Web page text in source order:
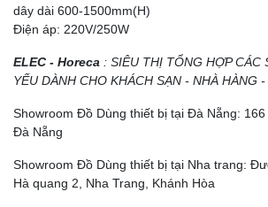
dây dài 600-1500mm(H)
Điện áp: 220V/250W
ELEC - Horeca : SIÊU THỊ TỔNG HỢP CÁC
YẾU DÀNH CHO KHÁCH SẠN - NHÀ HÀNG
Showroom Đồ Dùng thiết bị tại Đà Nẵng:
Đà Nẵng
Showroom Đồ Dùng thiết bị tại Nha trang:
Hà quang 2, Nha Trang, Khánh Hòa